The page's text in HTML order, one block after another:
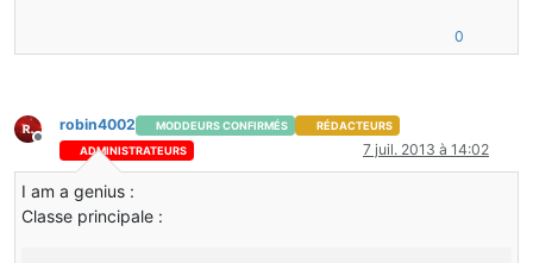
0
Hors-ligne
robin4002 MODDEURS CONFIRMÉS
RÉDACTEURS
ADMINISTRATEURS
7 juil. 2013 à 14:02
I am a genius :
Classe principale :